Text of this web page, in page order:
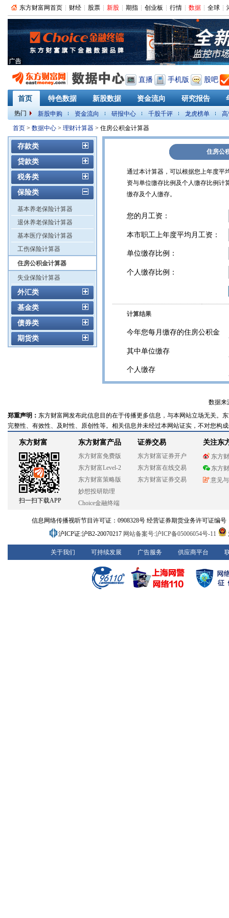
东方财富网首页 财经 股票 新股 期指 创业板 行情 数据 全球
直播 手机版 股吧
首页 特色数据 新股数据 资金流向 研究报告
热门 新股申购 资金流向 研报中心 千股千评 龙虎榜单
PMI
首页 > 数据中心 > 理财计算器 > 住房公积金计算器
存款类
贷款类
税务类
保险类
基本养老保险计算器
退休养老保险计算器
基本医疗保险计算器
工伤保险计算器
住房公积金计算器
失业保险计算器
外汇类
基金类
债券类
期货类
住房公
通过本计算器，可以根据您上年度平
资与单位缴存比例及个人缴存比例计
缴存及个人缴存。
您的月工资：
本市职工上年度平均月工资：
单位缴存比例：
个人缴存比例：
计算结果
今年您每月缴存的住房公积金
其中单位缴存
个人缴存
数据来
郑重声明： 东方财富网发布此信息目的在于传播更多信息，与本网站立场无关。
完整性、有效性、及时性、原创性等。相关信息并未经过本网站证实，不对您构